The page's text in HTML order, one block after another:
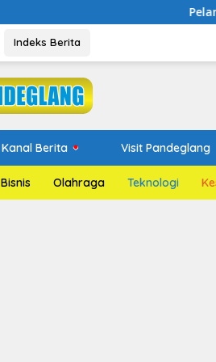
Pelantikan
Indeks Berita
Kanal Berita Visit Pandeglang
Bisnis Olahraga Teknologi